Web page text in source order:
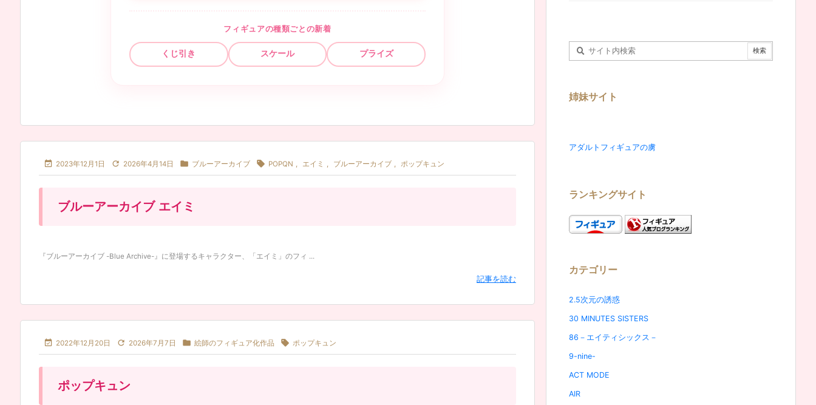
フィギュアの種類ごとの新着
くじ引き スケール プライズ
 2023年12月1日  2026年4月14日  ブルーアーカイブ  POPQN , エイミ , ブルーアーカイブ , ポップキュン
ブルーアーカイブ エイミ
『ブルーアーカイブ -Blue Archive-』に登場するキャラクター、「エイミ」のフィ ...
記事を読む
 2022年12月20日  2026年7月7日  絵師のフィギュア化作品  ポップキュン
ポップキュン
姉妹サイト
アダルトフィギュアの虜
ランキングサイト
カテゴリー
2.5次元の誘惑
30 MINUTES SISTERS
86－エイティシックス－
9-nine-
ACT MODE
AIR